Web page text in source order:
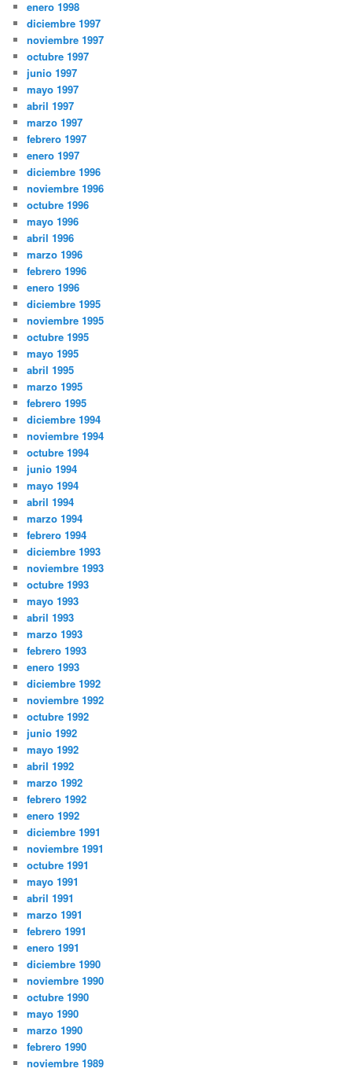
enero 1998
diciembre 1997
noviembre 1997
octubre 1997
junio 1997
mayo 1997
abril 1997
marzo 1997
febrero 1997
enero 1997
diciembre 1996
noviembre 1996
octubre 1996
mayo 1996
abril 1996
marzo 1996
febrero 1996
enero 1996
diciembre 1995
noviembre 1995
octubre 1995
mayo 1995
abril 1995
marzo 1995
febrero 1995
diciembre 1994
noviembre 1994
octubre 1994
junio 1994
mayo 1994
abril 1994
marzo 1994
febrero 1994
diciembre 1993
noviembre 1993
octubre 1993
mayo 1993
abril 1993
marzo 1993
febrero 1993
enero 1993
diciembre 1992
noviembre 1992
octubre 1992
junio 1992
mayo 1992
abril 1992
marzo 1992
febrero 1992
enero 1992
diciembre 1991
noviembre 1991
octubre 1991
mayo 1991
abril 1991
marzo 1991
febrero 1991
enero 1991
diciembre 1990
noviembre 1990
octubre 1990
mayo 1990
marzo 1990
febrero 1990
noviembre 1989